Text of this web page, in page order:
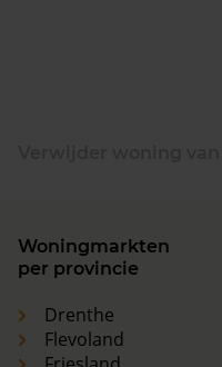
Woningmarkten
per provincie
Drenthe
Flevoland